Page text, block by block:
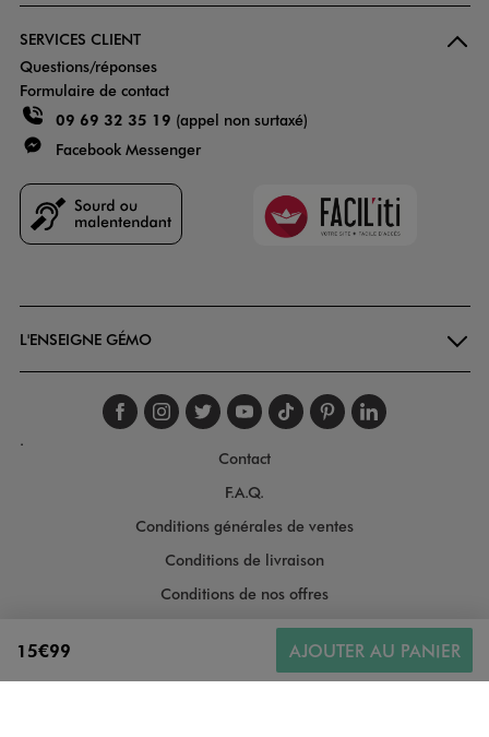
15€99 AJOUTER AU PANIER
SERVICES CLIENT
Questions/réponses
Formulaire de contact
09 69 32 35 19 (appel non surtaxé)
Facebook Messenger
Faciliti
L'ENSEIGNE GÉMO
Suivez-nous sur
Suivez-nous sur
Suivez-nous sur
Suivez-nous
Suivez-nous
Suivez-
.
Contact
F.A.Q.
Conditions générales de ventes
Conditions de livraison
Conditions de nos offres
Conditions générales d'utilisation
Politique de protection des données